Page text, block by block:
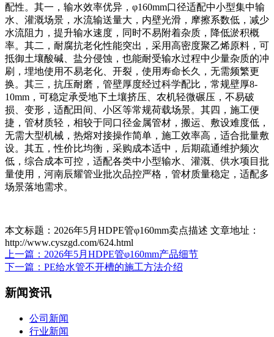
配性。其一，输水效率优异，φ160mm口径适配中小型集中输
水、灌溉场景，水流输送量大，内壁光滑，摩擦系数低，减少
水流阻力，提升输水速度，同时不易附着杂质，降低淤积概
率。其二，耐腐抗老化性能突出，采用高密度聚乙烯原料，可
抵御土壤酸碱、盐分侵蚀，也能耐受输水过程中少量杂质的冲
刷，埋地使用不易老化、开裂，使用寿命长久，无需频繁更
换。其三，抗压耐磨，管壁厚度经过科学配比，常规壁厚8-
10mm，可稳定承受地下土壤挤压、农机轻微碾压，不易破
损、变形，适配田间、小区等常规荷载场景。其四，施工便
捷，管材质轻，相较于同口径金属管材，搬运、敷设难度低，
无需大型机械，热熔对接操作简单，施工效率高，适合批量敷
设。其五，性价比均衡，采购成本适中，后期疏通维护频次
低，综合成本可控，适配各类中小型输水、灌溉、供水项目批
量使用，河南辰耀管业批次品控严格，管材质量稳定，适配多
场景落地需求。
本文标题：2026年5月HDPE管φ160mm卖点描述 文章地址：
http://www.cyszgd.com/624.html
上一篇： 2026年5月HDPE管φ160mm产品细节
下一篇： PE给水管不开槽的施工方法介绍
新闻资讯
公司新闻
行业新闻